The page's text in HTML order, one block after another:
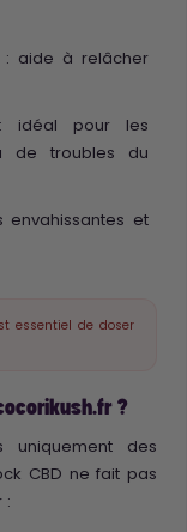
: aide à relâcher
idéal pour les
de troubles du
envahissantes et
essentiel de doser
?
uniquement des
CBD ne fait pas
: